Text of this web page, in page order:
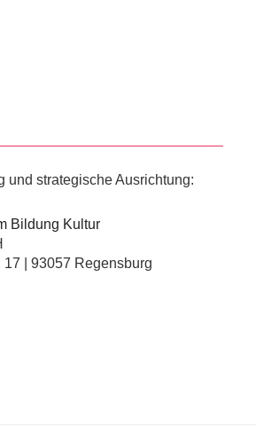
und strategische Ausrichtung:
Bildung Kultur
| 93057 Regensburg